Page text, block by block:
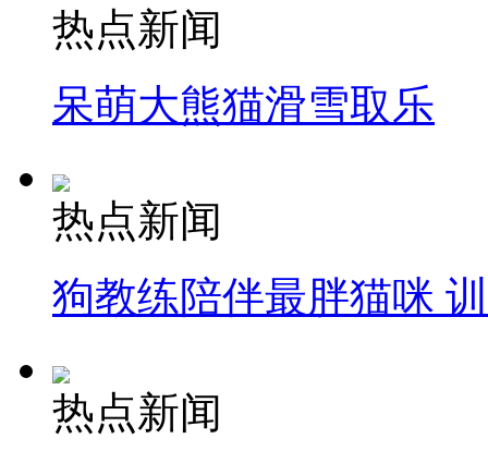
热点新闻
呆萌大熊猫滑雪取乐
热点新闻
狗教练陪伴最胖猫咪
热点新闻